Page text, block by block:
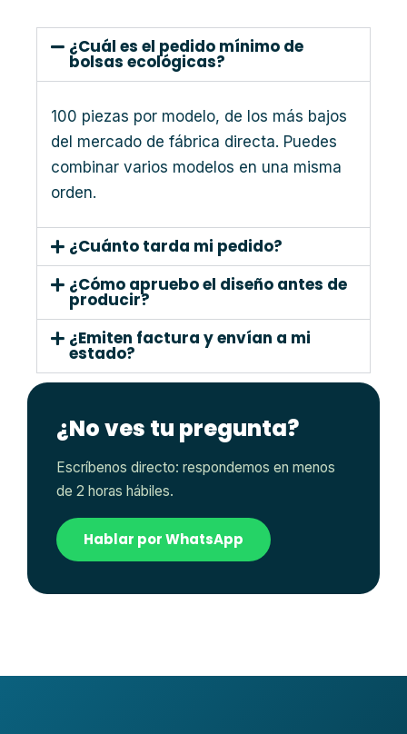
¿Cuál es el pedido mínimo de
bolsas ecológicas?
100 piezas por modelo, de los más bajos
del mercado de fábrica directa. Puedes
combinar varios modelos en una misma
orden.
¿Cuánto tarda mi pedido?
¿Cómo apruebo el diseño antes de
producir?
¿Emiten factura y envían a mi
estado?
¿No ves tu pregunta?
Escríbenos directo: respondemos en menos
de 2 horas hábiles.
Hablar por WhatsApp